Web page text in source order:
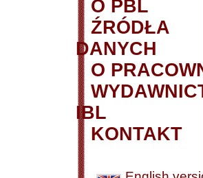
O PBL
ŹRÓDŁA
DANYCH
O
IBL
KONTAKT